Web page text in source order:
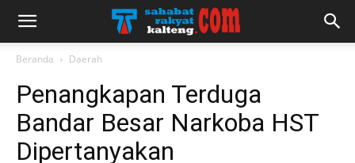
Beranda Daerah
Penangkapan Terduga
Bandar Besar Narkoba HST
Dipertanyakan